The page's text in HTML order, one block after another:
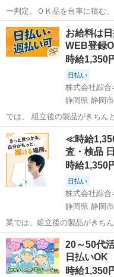
ー判定、ＯＫ品を台車に積む
をお願いします。(…
愛知 豊川市 豊川駅
お給料は
WEB登録
時給1,350
日払い
株式会社綜合
静岡県 静岡市
では、 組立後の製品がきちん
た、 加工後の…
静岡 静岡市 工場
≪時給
査・検品
時給1,350
日払い
株式会社綜合
静岡県 静岡市
業では、組立後の製品がきち
また、加工後の製…
静岡 静岡市 その他
20～50代
日払いOK
時給1,350